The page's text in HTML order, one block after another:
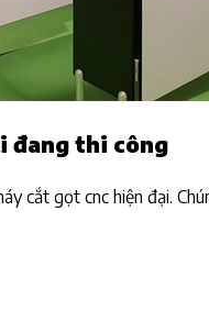
đang thi công
cắt gọt cnc hiện đại.